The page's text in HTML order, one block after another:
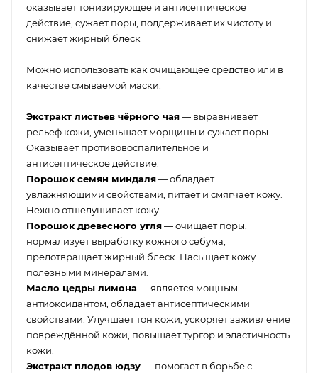
оказывает тонизирующее и антисептическое
действие, сужает поры, поддерживает их чистоту и
снижает жирный блеск
Можно использовать как очищающее средство или в
качестве смываемой маски.
Экстракт листьев чёрного чая— выравнивает
рельеф кожи, уменьшает морщины и сужает поры.
Оказывает противовоспалительное и
антисептическое действие.
Порошок семян миндаля— обладает
увлажняющими свойствами, питает и смягчает кожу.
Нежно отшелушивает кожу.
Порошок древесного угля— очищает поры,
нормализует выработку кожного себума,
предотвращает жирный блеск. Насыщает кожу
полезными минералами.
Масло цедры лимона — является мощным
антиоксидантом, обладает антисептическими
свойствами. Улучшает тон кожи, ускоряет заживление
повреждённой кожи, повышает тургор и эластичность
кожи.
Экстракт плодов юдзу — помогает в борьбе с